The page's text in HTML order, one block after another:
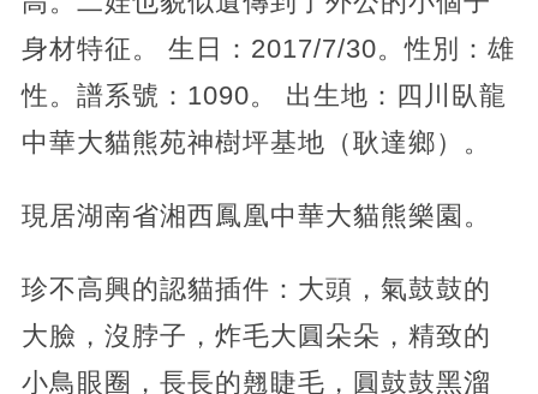
身材特征。 生日：2017/7/30。性別：雄
性。譜系號：1090。 出生地：四川臥龍
中華大貓熊苑神樹坪基地（耿達鄉）。
現居湖南省湘西鳳凰中華大貓熊樂園。
珍不高興的認貓插件：大頭，氣鼓鼓的
大臉，沒脖子，炸毛大圓朵朵，精致的
小鳥眼圈，長長的翹睫毛，圓鼓鼓黑溜